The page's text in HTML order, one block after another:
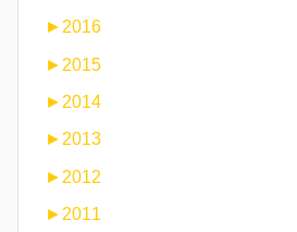
► 2016
► 2015
► 2014
►2013
► 2012
► 2011